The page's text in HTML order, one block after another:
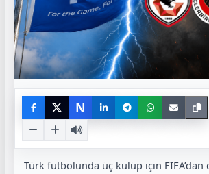
N
Türk futbolunda üç kulüp için FIFA’dan